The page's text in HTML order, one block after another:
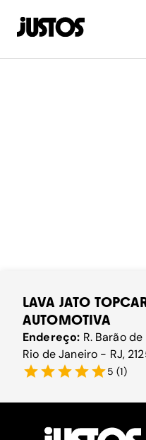
LAVA JATO
AUTOMOTIVA
Endereço: R. Barão
Rio de Janeiro - RJ,
5 (1)